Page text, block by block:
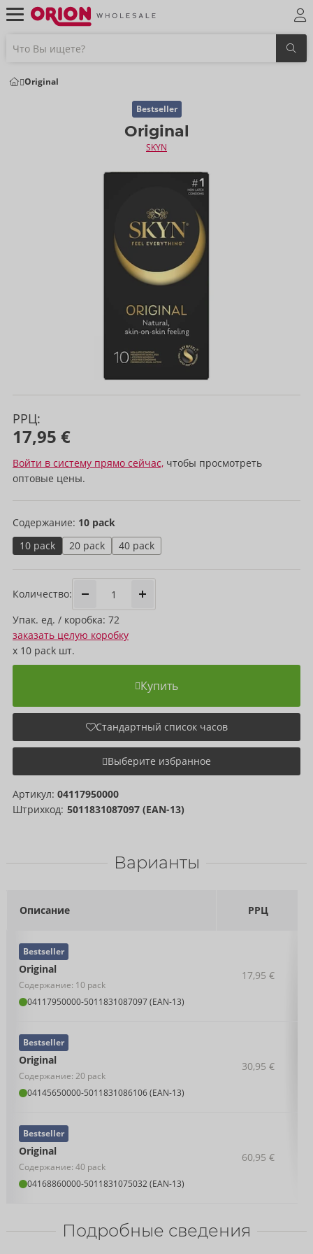
Original
Bestseller
Original
SKYN
РРЦ:
17,95 €
Войти в систему прямо сейчас, чтобы просмотреть
оптовые цены.
Содержание: 10 pack
10 pack
20 pack 40 pack
Количество:
Упак. ед. / коробка: 72
заказать целую коробку
x 10 pack шт.
Купить
Стандартный список часов
Выберите избранное
Артикул: 04117950000
Штрихкод: 5011831087097 (EAN-13)
Варианты
Описание РРЦ
Original
Содержание: 10 pack
04117950000-5011831087097 (EAN-13)
Bestseller
17,95 €
Original
Содержание: 20 pack
04145650000-5011831086106 (EAN-13)
Bestseller
30,95 €
Original
Содержание: 40 pack
04168860000-5011831075032 (EAN-13)
Bestseller
60,95 €
Подробные сведения